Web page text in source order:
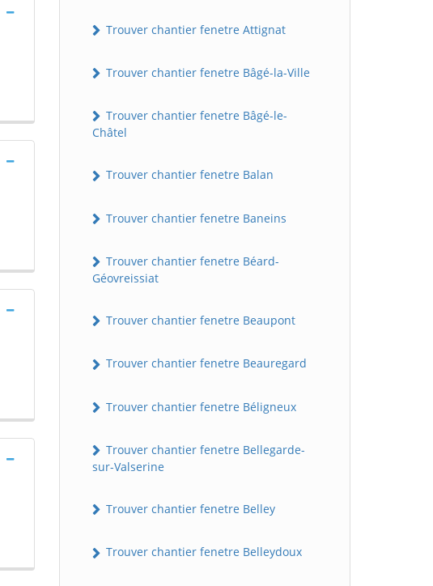
Trouver chantier fenetre Attignat
Trouver chantier fenetre Bâgé-la-Ville
Trouver chantier fenetre Bâgé-le-
Châtel
Trouver chantier fenetre Balan
Trouver chantier fenetre Baneins
Trouver chantier fenetre Béard-
Géovreissiat
Trouver chantier fenetre Beaupont
Trouver chantier fenetre Beauregard
Trouver chantier fenetre Béligneux
Trouver chantier fenetre Bellegarde-
sur-Valserine
Trouver chantier fenetre Belley
Trouver chantier fenetre Belleydoux